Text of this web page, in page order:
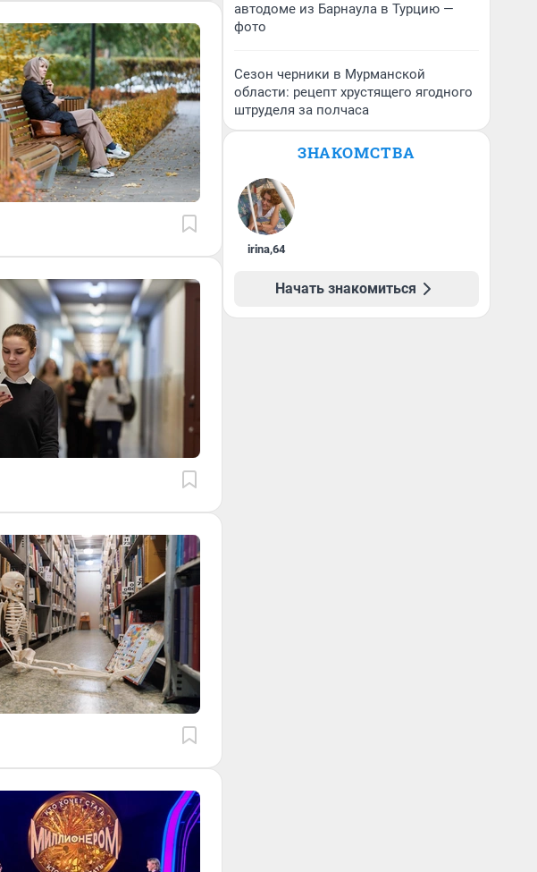
автодоме из Барнаула в Турцию —
фото
Сезон черники в Мурманской
области: рецепт хрустящего ягодного
штруделя за полчаса
ЗНАКОМСТВА
irina,64
Начать знакомиться